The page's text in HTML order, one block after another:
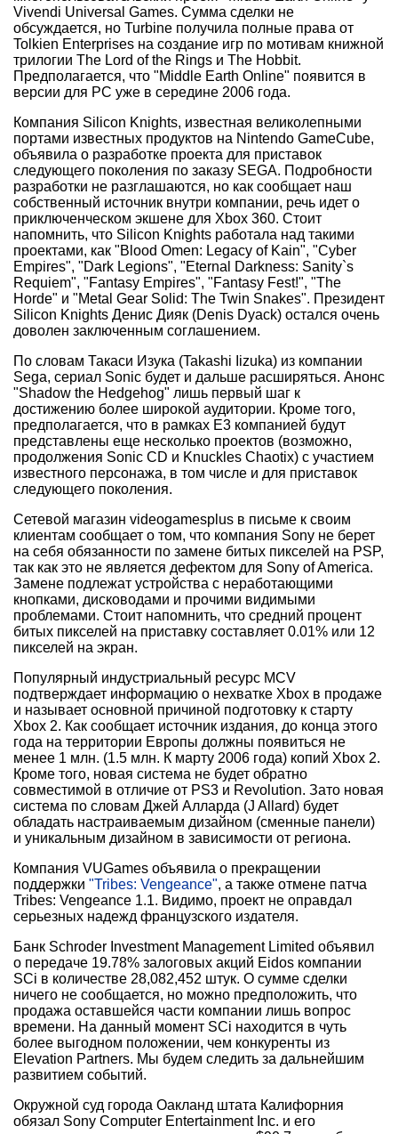
Vivendi Universal Games. Сумма сделки не
обсуждается, но Turbine получила полные права от
Tolkien Enterprises на создание игр по мотивам книжной
трилогии The Lord of the Rings и The Hobbit.
Предполагается, что "Middle Earth Online" появится в
версии для PC уже в середине 2006 года.
Компания Silicon Knights, известная великолепными
портами известных продуктов на Nintendo GameCube,
объявила о разработке проекта для приставок
следующего поколения по заказу SEGA. Подробности
разработки не разглашаются, но как сообщает наш
собственный источник внутри компании, речь идет о
приключенческом экшене для Xbox 360. Стоит
напомнить, что Silicon Knights работала над такими
проектами, как "Blood Omen: Legacy of Kain", "Cyber
Empires", "Dark Legions", "Eternal Darkness: Sanity`s
Requiem", "Fantasy Empires", "Fantasy Fest!", "The
Horde" и "Metal Gear Solid: The Twin Snakes". Президент
Silicon Knights Денис Дияк (Denis Dyack) остался очень
доволен заключенным соглашением.
По словам Такаси Изука (Takashi Iizuka) из компании
Sega, сериал Sonic будет и дальше расширяться. Анонс
"Shadow the Hedgehog" лишь первый шаг к
достижению более широкой аудитории. Кроме того,
предполагается, что в рамках E3 компанией будут
представлены еще несколько проектов (возможно,
продолжения Sonic CD и Knuckles Chaotix) с участием
известного персонажа, в том числе и для приставок
следующего поколения.
Сетевой магазин videogamesplus в письме к своим
клиентам сообщает о том, что компания Sony не берет
на себя обязанности по замене битых пикселей на PSP,
так как это не является дефектом для Sony of America.
Замене подлежат устройства с неработающими
кнопками, дисководами и прочими видимыми
проблемами. Стоит напомнить, что средний процент
битых пикселей на приставку составляет 0.01% или 12
пикселей на экран.
Популярный индустриальный ресурс MCV
подтверждает информацию о нехватке Xbox в продаже
и называет основной причиной подготовку к старту
Xbox 2. Как сообщает источник издания, до конца этого
года на территории Европы должны появиться не
менее 1 млн. (1.5 млн. К марту 2006 года) копий Xbox 2.
Кроме того, новая система не будет обратно
совместимой в отличие от PS3 и Revolution. Зато новая
система по словам Джей Алларда (J Allard) будет
обладать настраиваемым дизайном (сменные панели)
и уникальным дизайном в зависимости от региона.
Компания VUGames объявила о прекращении
поддержки "Tribes: Vengeance", а также отмене патча
Tribes: Vengeance 1.1. Видимо, проект не оправдал
серьезных надежд французского издателя.
Банк Schroder Investment Management Limited объявил
о передаче 19.78% залоговых акций Eidos компании
SCi в количестве 28,082,452 штук. О сумме сделки
ничего не сообщается, но можно предположить, что
продажа оставшейся части компании лишь вопрос
времени. На данный момент SCi находится в чуть
более выгодном положении, чем конкуренты из
Elevation Partners. Мы будем следить за дальнейшим
развитием событий.
Окружной суд города Оакланд штата Калифорния
обязал Sony Computer Entertainment Inc. и его